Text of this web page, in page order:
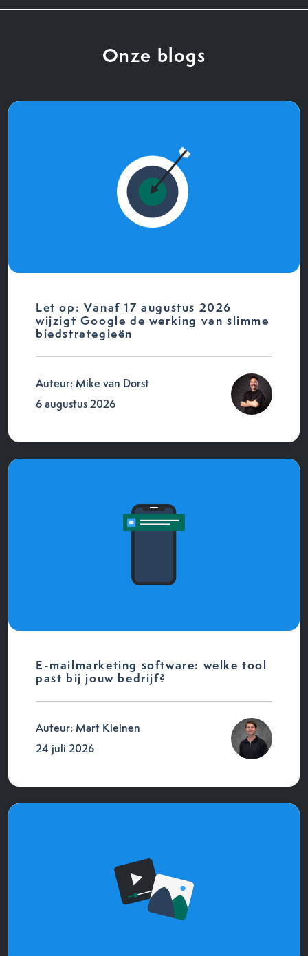
Onze blogs
Let op: Vanaf 17 augustus 2026
wijzigt Google de werking van slimme
biedstrategieën
Auteur: Mike van Dorst
6 augustus 2026
E-mailmarketing software: welke tool
past bij jouw bedrijf?
Auteur: Mart Kleinen
24 juli 2026